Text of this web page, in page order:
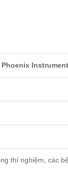
Phoenix
thí nghiệm, các